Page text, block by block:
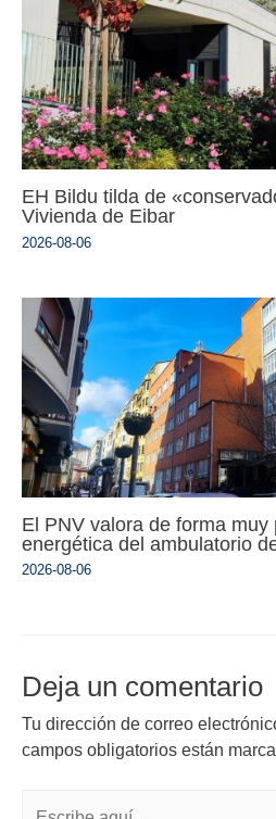
EH Bildu tilda de
Vivienda de Eibar
2026-08-06
El PNV valora de forma muy
energética del ambulatorio
2026-08-06
Deja un comentario
Tu dirección de correo
campos obligatorios están